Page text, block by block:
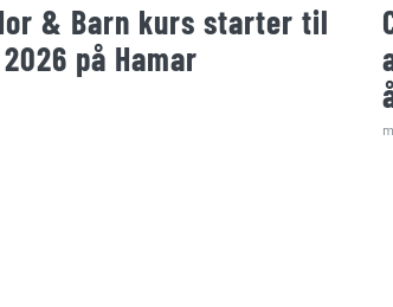
& Barn kurs starter til
på Hamar